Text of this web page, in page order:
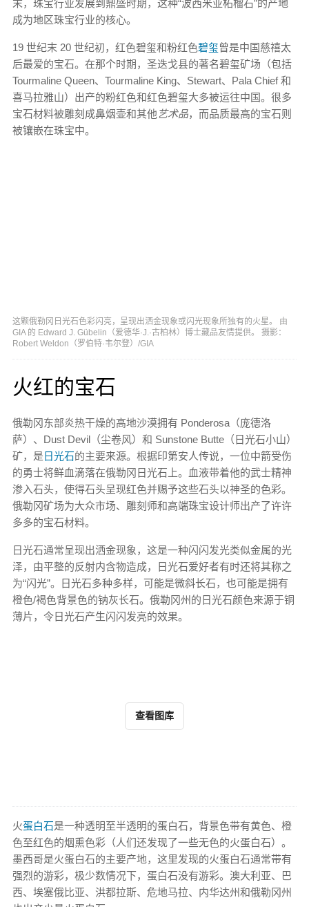
末，珠宝行业发展到鼎盛时期，这种“波西米亚柘榴石”的产地
成为地区珠宝行业的核心。
19 世纪末 20 世纪初，红色碧玺和粉红色碧玺曾是中国慈禧太
后最爱的宝石。在那个时期，圣迭戈县的著名碧玺矿场（包括
Tourmaline Queen、Tourmaline King、Stewart、Pala Chief 和
喜马拉雅山）出产的粉红色和红色碧玺大多被运往中国。很多
宝石材料被雕刻成鼻烟壶和其他 艺术品，而品质最高的宝石则
被镶嵌在珠宝中。
这颗俄勒冈日光石色彩闪亮，呈现出洒金现象或闪光现象所独有的火星。 由
GIA 的 Edward J. Gübelin（爱德华·J.·古柏林）博士藏品友情提供。 摄影：
Robert Weldon（罗伯特·韦尔登）/GIA
火红的宝石
俄勒冈东部炎热干燥的高地沙漠拥有 Ponderosa（庞德洛
萨）、Dust Devil（尘卷风）和 Sunstone Butte（日光石小山）
矿，是 日光石的主要来源。根据印第安人传说，一位中箭受伤
的勇士将鲜血滴落在俄勒冈日光石上。血液带着他的武士精神
渗入石头，使得石头呈现红色并赐予这些石头以神圣的色彩。
俄勒冈矿场为大众市场、雕刻师和高端珠宝设计师出产了许许
多多的宝石材料。
日光石通常呈现出洒金现象，这是一种闪闪发光类似金属的光
泽，由平整的反射内含物造成，日光石爱好者有时还将其称之
为“闪光”。日光石多种多样，可能是微斜长石，也可能是拥有
橙色/褐色背景色的钠灰长石。俄勒冈州的日光石颜色来源于铜
薄片，令日光石产生闪闪发亮的效果。
查看图库
火蛋白石是一种透明至半透明的蛋白石，背景色带有黄色、橙
色至红色的烟熏色彩（人们还发现了一些无色的火蛋白石）。
墨西哥是火蛋白石的主要产地，这里发现的火蛋白石通常带有
强烈的游彩，极少数情况下，蛋白石没有游彩。澳大利亚、巴
西、埃塞俄比亚、洪都拉斯、危地马拉、内华达州和俄勒冈州